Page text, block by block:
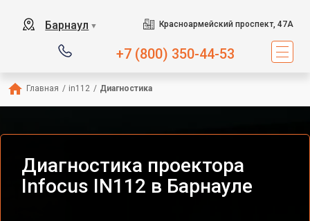
Барнаул ▼ Красноармейский проспект, 47А
+7 (800) 350-44-53
Главная / in112 / Диагностика
Диагностика проектора
Infocus IN112 в Барнауле